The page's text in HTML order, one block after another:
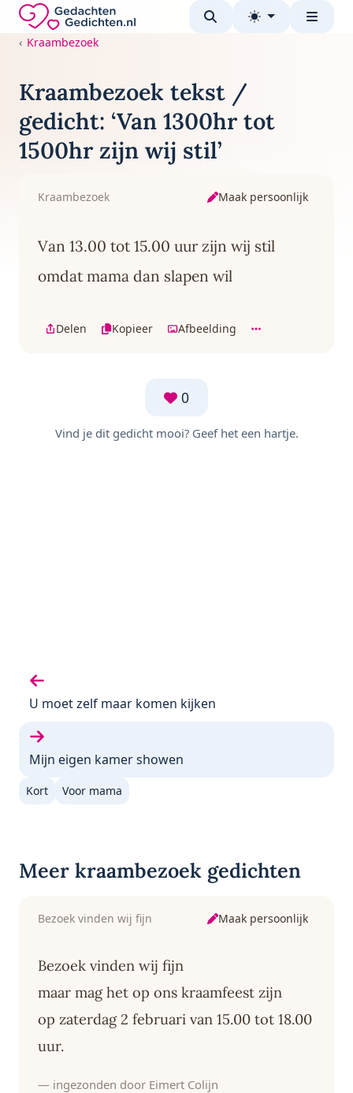
Direct naar de inhoud
Gedachten-Gedichten.nl — naar de homepage
Kraambezoek
Kraambezoek tekst /
gedicht: ‘Van 1300hr tot
1500hr zijn wij stil’
Kraambezoek Maak persoonlijk
Van 13.00 tot 15.00 uur zijn wij stil
omdat mama dan slapen wil
Delen Kopieer Afbeelding
0
Vind je dit gedicht mooi? Geef het een hartje.
Vorige gedicht:
U moet zelf maar komen kijken
Volgende gedicht:
Mijn eigen kamer showen
Kort Voor mama
Meer kraambezoek gedichten
Bezoek vinden wij fijn Maak persoonlijk
Bezoek vinden wij fijn
maar mag het op ons kraamfeest zijn
op zaterdag 2 februari van 15.00 tot 18.00
uur.
— ingezonden door Eimert Colijn